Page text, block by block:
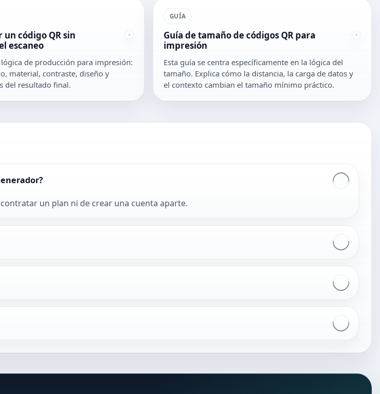
código QR sin
escaneo
de producción para impresión:
material, contraste, diseño y
del resultado final.
GUÍA
Guía de tamaño de códigos QR para
impresión
Esta guía se centra específicamente en la lógica del
tamaño. Explica cómo la distancia, la carga de datos y
el contexto cambian el tamaño mínimo práctico.
un plan ni de crear una cuenta aparte.